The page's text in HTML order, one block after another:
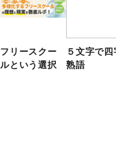
フリースクー
ルという選択
５文字で四
熟語